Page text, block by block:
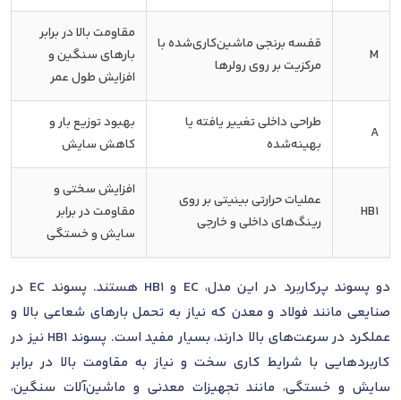
M
قفسه برنجی ماشین‌کاری‌شده با
مرکزیت بر روی رولرها
مقاومت بالا در برابر
بارهای سنگین و
افزایش طول عمر
A
طراحی داخلی تغییر یافته یا
بهینه‌شده
بهبود توزیع بار و
کاهش سایش
HB1
عملیات حرارتی بینیتی بر روی
رینگ‌های داخلی و خارجی
افزایش سختی و
مقاومت در برابر
سایش و خستگی
دو پسوند پرکاربرد در این مدل، EC و HB1 هستند. پسوند EC در
صنایعی مانند فولاد و معدن که نیاز به تحمل بارهای شعاعی بالا و
عملکرد در سرعت‌های بالا دارند، بسیار مفید است. پسوند HB1 نیز در
کاربردهایی با شرایط کاری سخت و نیاز به مقاومت بالا در برابر
سایش و خستگی، مانند تجهیزات معدنی و ماشین‌آلات سنگین،